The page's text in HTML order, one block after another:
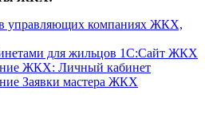
управляющих компаниях ЖКХ,
для жильцов 1С:Сайт ЖКХ
ЖКХ: Личный кабинет
Заявки мастера ЖКХ